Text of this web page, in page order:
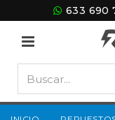
633 690